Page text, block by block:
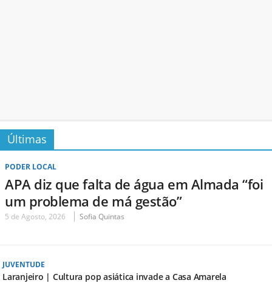
Últimas
PODER LOCAL
APA diz que falta de água em Almada “foi
um problema de má gestão”
5 de Agosto, 2026 Sofia Quintas
JUVENTUDE
Laranjeiro | Cultura pop asiática invade a Casa Amarela